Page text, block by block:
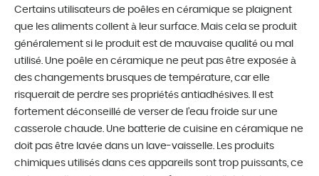
Certains utilisateurs de poêles en céramique se plaignent
que les aliments collent à leur surface. Mais cela se produit
généralement si le produit est de mauvaise qualité ou mal
utilisé. Une poêle en céramique ne peut pas être exposée à
des changements brusques de température, car elle
risquerait de perdre ses propriétés antiadhésives. Il est
fortement déconseillé de verser de l’eau froide sur une
casserole chaude. Une batterie de cuisine en céramique ne
doit pas être lavée dans un lave-vaisselle. Les produits
chimiques utilisés dans ces appareils sont trop puissants, ce